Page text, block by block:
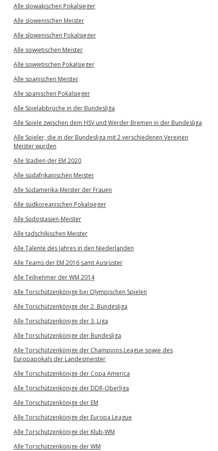
Alle slowakischen Pokalsieger
Alle slowenischen Meister
Alle slowenischen Pokalsieger
Alle sowjetischen Meister
Alle sowjetischen Pokalsieger
Alle spanischen Meister
Alle spanischen Pokalsieger
Alle Spielabbrüche in der Bundesliga
Alle Spiele zwischen dem HSV und Werder Bremen in der Bundesliga
Alle Spieler, die in der Bundesliga mit 2 verschiedenen Vereinen
Meister wurden
Alle Stadien der EM 2020
Alle südafrikanischen Meister
Alle Südamerika-Meister der Frauen
Alle südkoreanischen Pokalsieger
Alle Südostasien-Meister
Alle tadschikischen Meister
Alle Talente des Jahres in den Niederlanden
Alle Teams der EM 2016 samt Ausrüster
Alle Teilnehmer der WM 2014
Alle Torschützenkönige bei Olympischen Spielen
Alle Torschützenkönige der 2. Bundesliga
Alle Torschützenkönige der 3. Liga
Alle Torschützenkönige der Bundesliga
Alle Torschützenkönige der Champions League sowie des
Europapokals der Landesmeister
Alle Torschützenkönige der Copa America
Alle Torschützenkönige der DDR-Oberliga
Alle Torschützenkönige der EM
Alle Torschützenkönige der Europa League
Alle Torschützenkönige der Klub-WM
Alle Torschützenkönige der WM